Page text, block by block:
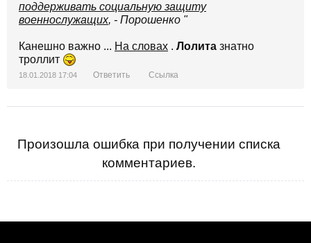
поддерживать социальную защиту
военнослужащих, - Порошенко "
Канешно важно ... На словах . Лолита знатно
троллит
18.01.2018 17:04 Ответить Ссылка
Произошла ошибка при получении списка
комментариев.